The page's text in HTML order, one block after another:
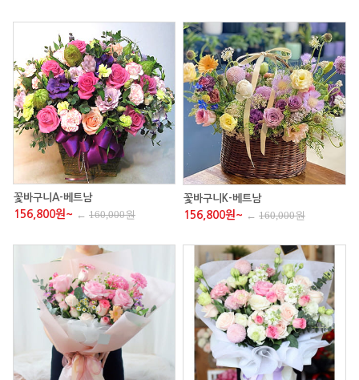
꽃바구니A-베트남
156,800원~ ← 160,000원
꽃바구니K-베트남
156,800원~ ← 160,000원